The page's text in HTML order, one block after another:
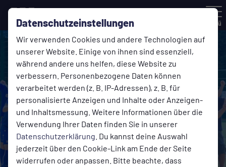
Datenschutzeinstellungen
Wir verwenden Cookies und andere Technologien auf
unserer Website. Einige von ihnen sind essenziell,
während andere uns helfen, diese Website zu
verbessern. Personenbezogene Daten können
verarbeitet werden (z. B. IP-Adressen), z. B. für
personalisierte Anzeigen und Inhalte oder Anzeigen-
und Inhaltsmessung. Weitere Informationen über die
Verwendung Ihrer Daten finden Sie in unserer
Datenschutzerklärung . Du kannst deine Auswahl
jederzeit über den Cookie-Link am Ende der Seite
widerrufen oder anpassen. Bitte beachte, dass
Menü